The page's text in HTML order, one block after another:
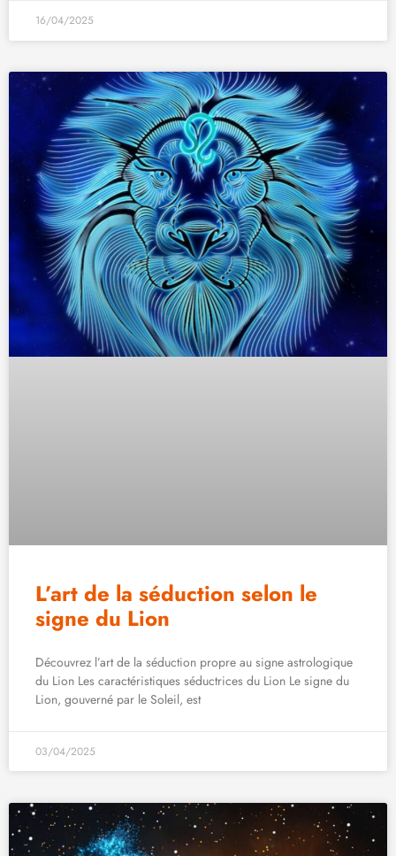
16/04/2025
L’art de la séduction selon le
signe du Lion
Découvrez l’art de la séduction propre au signe astrologique
du Lion Les caractéristiques séductrices du Lion Le signe du
Lion, gouverné par le Soleil, est
03/04/2025